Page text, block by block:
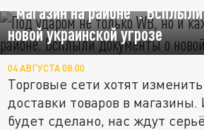
"магазин на районе".
новой украинской угрозе
04 АВГУСТА 08:00
Торговые сети хотят
доставки товаров в магазины.
будет сделано, нас ждут